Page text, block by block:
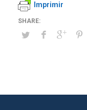
Imprimir